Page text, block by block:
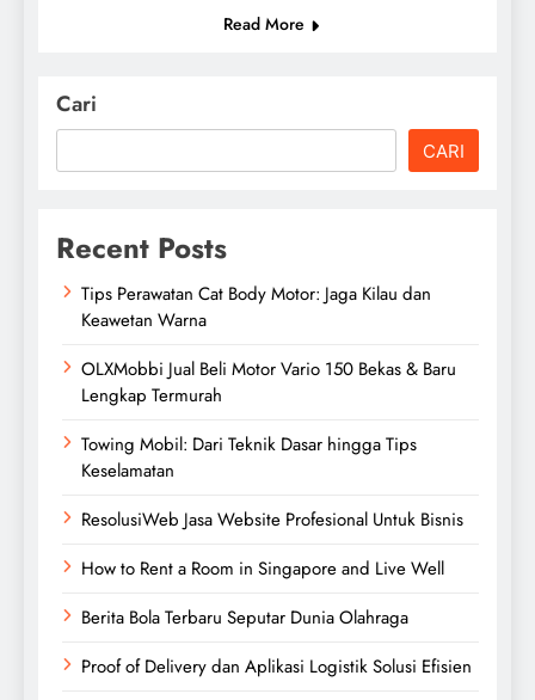
Read More
Cari
CARI
Recent Posts
Tips Perawatan Cat Body Motor: Jaga Kilau dan
Keawetan Warna
OLXMobbi Jual Beli Motor Vario 150 Bekas & Baru
Lengkap Termurah
Towing Mobil: Dari Teknik Dasar hingga Tips
Keselamatan
ResolusiWeb Jasa Website Profesional Untuk Bisnis
How to Rent a Room in Singapore and Live Well
Berita Bola Terbaru Seputar Dunia Olahraga
Proof of Delivery dan Aplikasi Logistik Solusi Efisien